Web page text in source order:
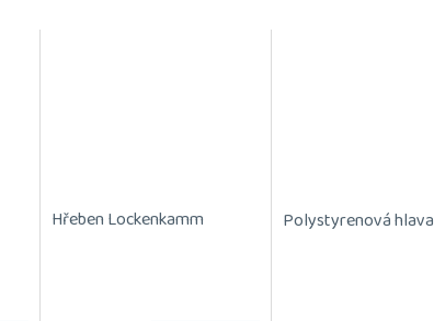
Hřeben Lockenkamm Polystyrenová hlava